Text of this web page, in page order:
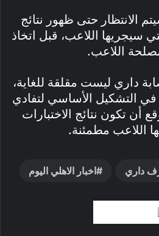
الانتظار حتى ظهور نتائج
سيجريها اللاعب، قبل اتخاذ
اللاعب.
داري ليست مقلقة للغاية،
التشكيل الأساسي لتفادي
أن تكون نتائج الاختبارات
اللاعب مطمئنة.
داري اخبار الاهلي اليوم